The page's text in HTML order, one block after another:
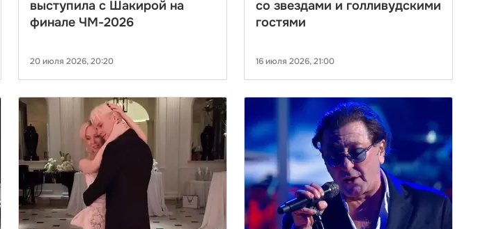
выступила с Шакирой на
финале ЧМ-2026
20 июля 2026, 20:20
со звездами и голливудскими
гостями
16 июля 2026, 21:00